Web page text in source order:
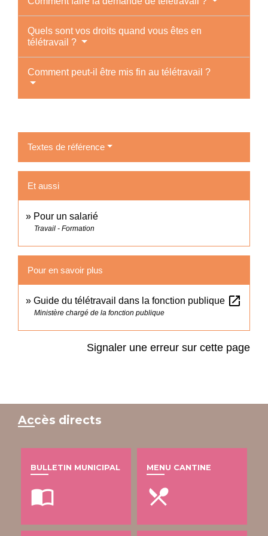
Quels sont vos droits quand vous êtes en
télétravail ?
Comment peut-il être mis fin au télétravail ?
Textes de référence
Et aussi
Pour un salarié
Travail - Formation
Pour en savoir plus
Guide du télétravail dans la fonction publique open_in_new
Ministère chargé de la fonction publique
Signaler une erreur sur cette page
Accès directs
BULLETIN MUNICIPAL
import_contacts
MENU CANTINE
local_dining